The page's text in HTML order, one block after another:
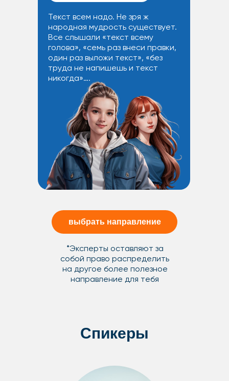
Текст всем надо. Не зря ж
народная мудрость существует.
Все слышали «текст всему
голова», «семь раз внеси правки,
один раз выложи текст», «без
труда не напишешь и текст
никогда»….
выбрать направление
*Эксперты оставляют за
собой право распределить
на другое более полезное
направление для тебя
Спикеры